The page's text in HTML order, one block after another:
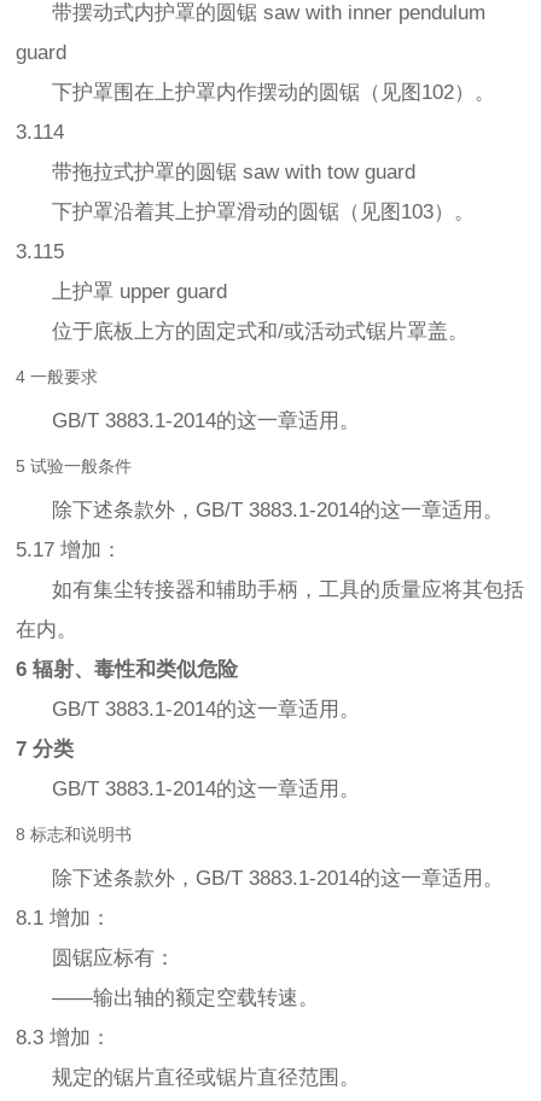
带摆动式内护罩的圆锯 saw with inner pendulum
guard
下护罩围在上护罩内作摆动的圆锯（见图102）。
3.114
带拖拉式护罩的圆锯 saw with tow guard
下护罩沿着其上护罩滑动的圆锯（见图103）。
3.115
上护罩 upper guard
位于底板上方的固定式和/或活动式锯片罩盖。
4 一般要求
GB/T 3883.1-2014的这一章适用。
5 试验一般条件
除下述条款外，GB/T 3883.1-2014的这一章适用。
5.17 增加：
如有集尘转接器和辅助手柄，工具的质量应将其包括
在内。
6 辐射、毒性和类似危险
GB/T 3883.1-2014的这一章适用。
7 分类
GB/T 3883.1-2014的这一章适用。
8 标志和说明书
除下述条款外，GB/T 3883.1-2014的这一章适用。
8.1 增加：
圆锯应标有：
——输出轴的额定空载转速。
8.3 增加：
规定的锯片直径或锯片直径范围。